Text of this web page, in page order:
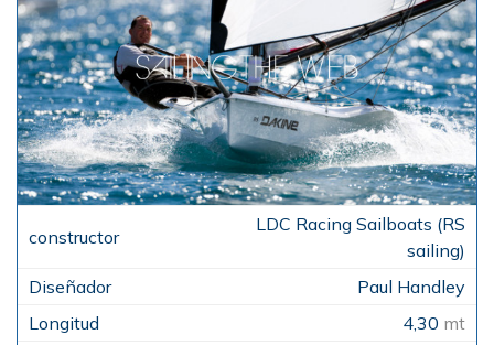
LDC Racing Sailboats (RS
sailing)
Paul Handley
4,30 mt